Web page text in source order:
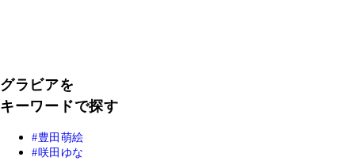
グラビアを
キーワードで探す
豊田萌絵
咲田ゆな